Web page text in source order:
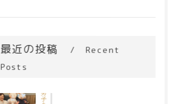
最近の投稿 Recent
Posts